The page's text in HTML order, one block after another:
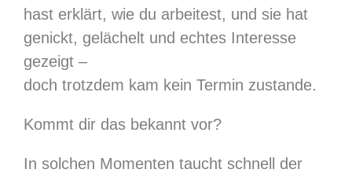
hast erklärt, wie du arbeitest, und sie hat
genickt, gelächelt und echtes Interesse
gezeigt –
doch trotzdem kam kein Termin zustande.
Kommt dir das bekannt vor?
In solchen Momenten taucht schnell der